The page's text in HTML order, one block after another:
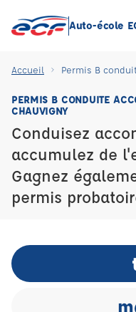
Auto-école
Accueil Permis B
PERMIS B CONDUITE
CHAUVIGNY
Conduisez
accumulez de
Gagnez
permis